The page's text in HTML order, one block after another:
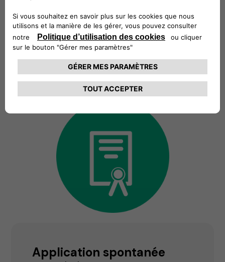
accueillante.
En savoir plus
Application spontanée